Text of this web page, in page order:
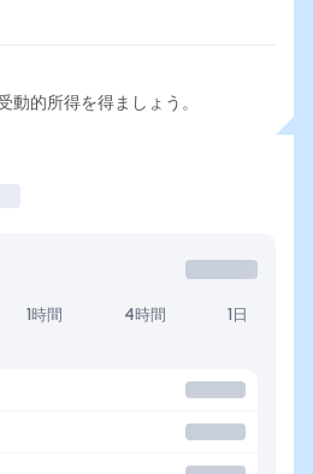
動的所得を得ましょう。
1時間 4時間 1日